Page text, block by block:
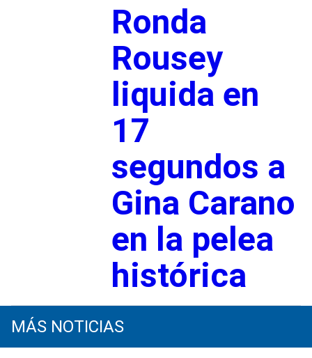
Ronda
Rousey
liquida en
17
segundos a
Gina Carano
en la pelea
histórica
MÁS NOTICIAS